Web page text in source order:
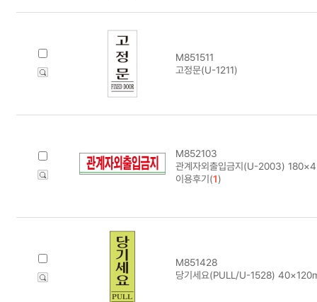
M851511
고정문(U-1211)
M852103
관계자외출입금지(U-2003)
이용후기(1)
M851428
당기세요(PULL/U-1528)